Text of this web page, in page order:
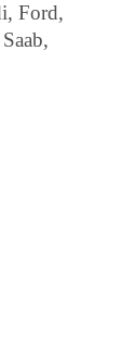
Ford,